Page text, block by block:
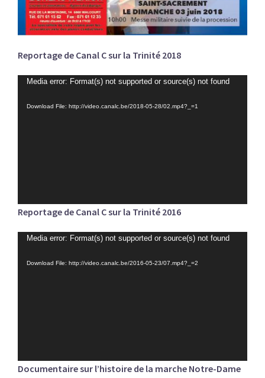
Reportage de Canal C sur la Trinité 2018
Lecteur
Media error: Format(s) not supported or source(s) not found
Download File: http://video.canalc.be/2018-05-28/02.mp4?_=1
Reportage de Canal C sur la Trinité 2016
Lecteur
Media error: Format(s) not supported or source(s) not found
Download File: http://video.canalc.be/2016-05-23/07.mp4?_=2
Documentaire sur l’histoire de la marche Notre-Dame